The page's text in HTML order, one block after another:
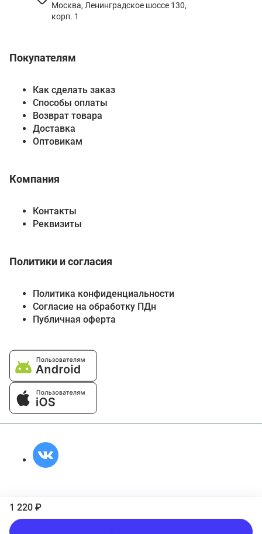
1 220 ₽
Покупателям
Как сделать заказ
Способы оплаты
Возврат товара
Доставка
Оптовикам
Компания
Контакты
Реквизиты
Политики и согласия
Политика конфиденциальности
Согласие на обработку ПДн
Публичная оферта
Москва, Ленинградское шоссе 130,
корп. 1